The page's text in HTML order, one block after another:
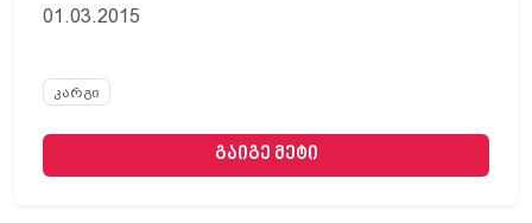
01.03.2015
კარგი
გაიგე მეტი